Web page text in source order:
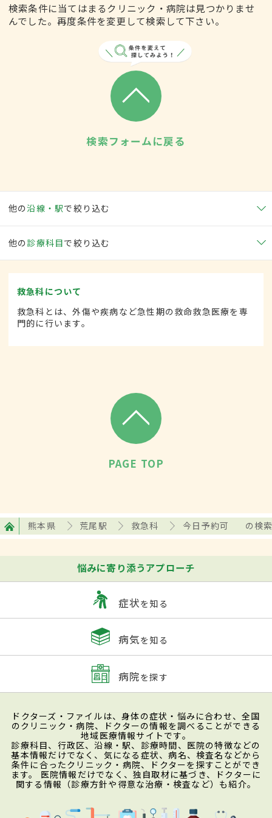
検索条件に当てはまるクリニック・病院は見つかりませ
んでした。再度条件を変更して検索して下さい。
検索フォームに戻る
他の沿線・駅で絞り込む
他の 診療科目で絞り込む
救急科について
救急科とは、外傷や疾病など急性期の救命救急医療を専
門的に行います。
PAGE TOP
熊本県 荒尾駅 救急科 今日予約可 の検
悩みに寄り添うアプローチ
症状を知る
病気を知る
病院を探す
ドクターズ・ファイルは、身体の症状・悩みに合わせ、全国
のクリニック・病院、ドクターの情報を調べることができる
地域医療情報サイトです。
診療科目、行政区、沿線・駅、診療時間、医院の特徴などの
基本情報だけでなく、気になる症状、病名、検査名などから
条件に合ったクリニック・病院、ドクターを探すことができ
ます。 医院情報だけでなく、独自取材に基づき、ドクターに
関する情報（診療方針や得意な治療・検査など）も紹介。